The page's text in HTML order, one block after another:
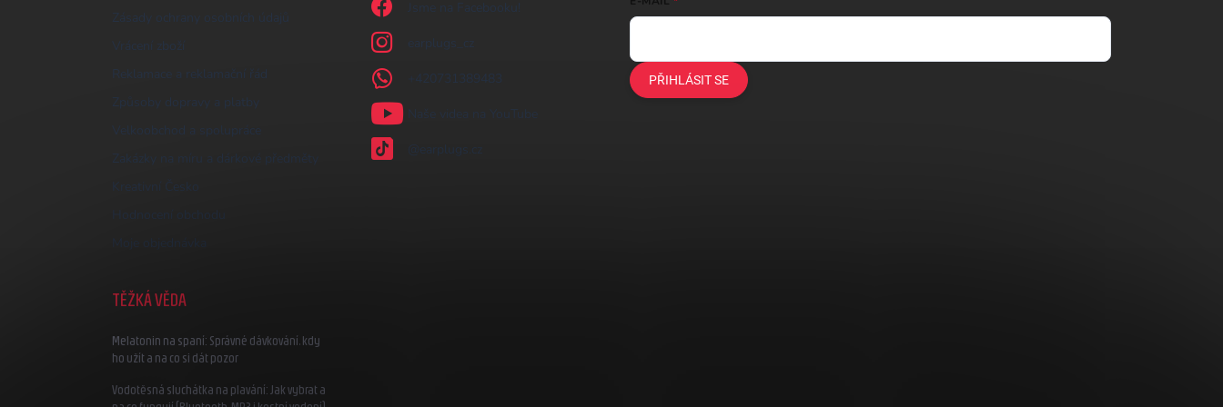
Zásady ochrany osobních údajů
Vrácení zboží
Reklamace a reklamační řád
Způsoby dopravy a platby
Velkoobchod a spolupráce
Zakázky na míru a dárkové předměty
Kreativní Česko
Jsme na Facebooku!
earplugs_cz
+420731389483
Naše videa na YouTube
@earplugs.cz
PŘIHLÁSIT SE
TĚŽKÁ VĚDA
Melatonin na spaní: Správné dávkování, kdy
ho užít a na co si dát pozor
Vodotěsná sluchátka na plavání: Jak vybrat a